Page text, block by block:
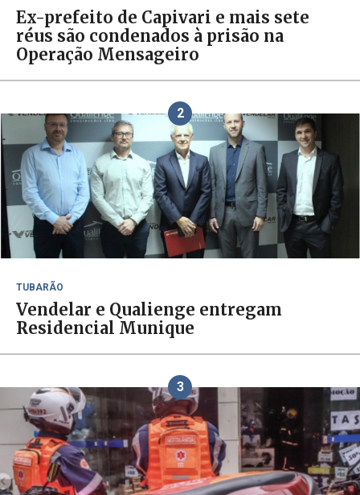
Ex-prefeito de Capivari e mais sete
réus são condenados à prisão na
Operação Mensageiro
2
TUBARÃO
Vendelar e Qualienge entregam
Residencial Munique
3